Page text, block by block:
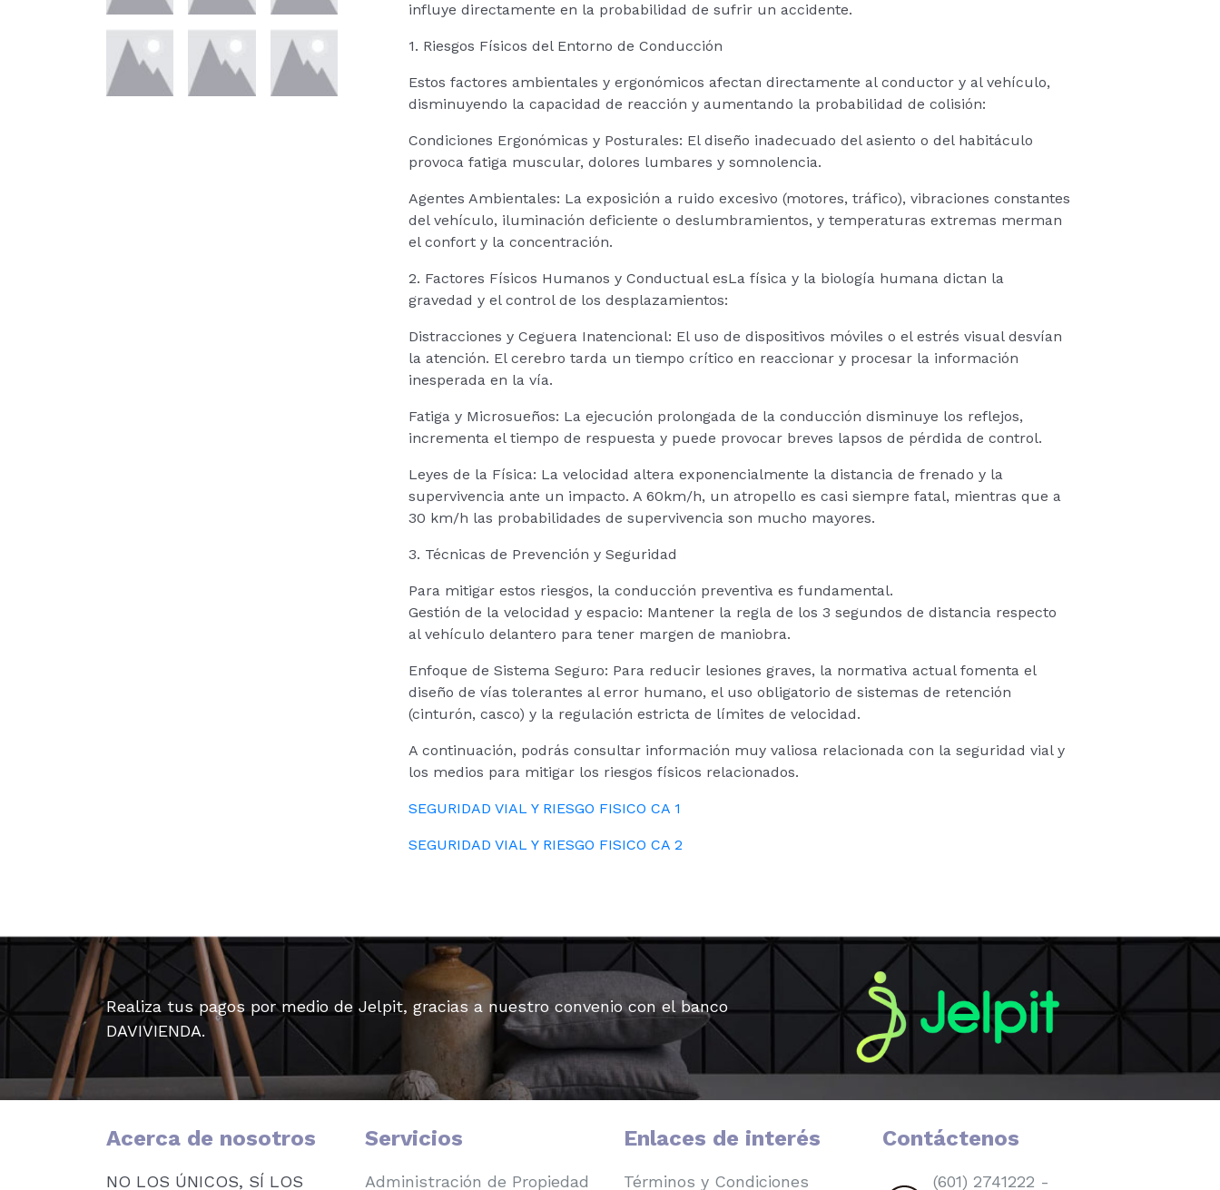
influye directamente en la probabilidad de sufrir un accidente.
1. Riesgos Físicos del Entorno de Conducción
Estos factores ambientales y ergonómicos afectan directamente al conductor y al vehículo,
disminuyendo la capacidad de reacción y aumentando la probabilidad de colisión:
Condiciones Ergonómicas y Posturales: El diseño inadecuado del asiento o del habitáculo
provoca fatiga muscular, dolores lumbares y somnolencia.
Agentes Ambientales: La exposición a ruido excesivo (motores, tráfico), vibraciones constantes
del vehículo, iluminación deficiente o deslumbramientos, y temperaturas extremas merman
el confort y la concentración.
2. Factores Físicos Humanos y Conductual esLa física y la biología humana dictan la
gravedad y el control de los desplazamientos:
Distracciones y Ceguera Inatencional: El uso de dispositivos móviles o el estrés visual desvían
la atención. El cerebro tarda un tiempo crítico en reaccionar y procesar la información
inesperada en la vía.
Fatiga y Microsueños: La ejecución prolongada de la conducción disminuye los reflejos,
incrementa el tiempo de respuesta y puede provocar breves lapsos de pérdida de control.
Leyes de la Física: La velocidad altera exponencialmente la distancia de frenado y la
supervivencia ante un impacto. A 60km/h, un atropello es casi siempre fatal, mientras que a
30 km/h las probabilidades de supervivencia son mucho mayores.
3. Técnicas de Prevención y Seguridad
Para mitigar estos riesgos, la conducción preventiva es fundamental.
Gestión de la velocidad y espacio: Mantener la regla de los 3 segundos de distancia respecto
al vehículo delantero para tener margen de maniobra.
Enfoque de Sistema Seguro: Para reducir lesiones graves, la normativa actual fomenta el
diseño de vías tolerantes al error humano, el uso obligatorio de sistemas de retención
(cinturón, casco) y la regulación estricta de límites de velocidad.
A continuación, podrás consultar información muy valiosa relacionada con la seguridad vial y
los medios para mitigar los riesgos físicos relacionados.
SEGURIDAD VIAL Y RIESGO FISICO CA 1
SEGURIDAD VIAL Y RIESGO FISICO CA 2
Realiza tus pagos por medio de Jelpit, gracias a nuestro convenio con el banco
DAVIVIENDA.
Acerca de nosotros
NO LOS ÚNICOS, SÍ LOS
Servicios
Administración de Propiedad
Enlaces de interés
Términos y Condiciones
Contáctenos
(601) 2741222 -